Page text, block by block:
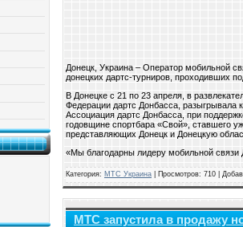
Донецк, Украина – Оператор мобильной
донецких дартс-турниров, проходивших
В Донецке с 21 по 23 апреля, в
Федерации дартс Донбасса, разыгрывала
Ассоциация дартс Донбасса, при
годовщине спортбара «Свой», ставшего
представляющих Донецк и Донецкую
«Мы благодарны лидеру мобильной связи
Категория: МТС Украина | Просмотров: 710 |
МТС запустила в продажу